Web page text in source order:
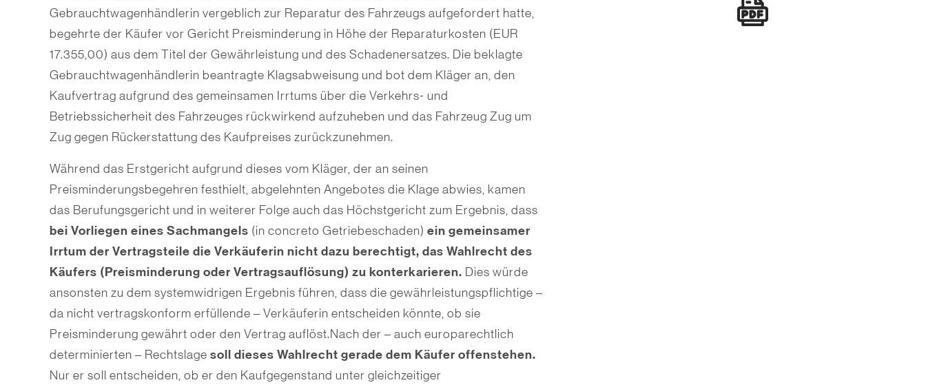
Gebrauchtwagenhändlerin vergeblich zur Reparatur des Fahrzeugs aufgefordert hatte,
begehrte der Käufer vor Gericht Preisminderung in Höhe der Reparaturkosten (EUR
17.355,00) aus dem Titel der Gewährleistung und des Schadenersatzes. Die beklagte
Gebrauchtwagenhändlerin beantragte Klagsabweisung und bot dem Kläger an, den
Kaufvertrag aufgrund des gemeinsamen Irrtums über die Verkehrs- und
Betriebssicherheit des Fahrzeuges rückwirkend aufzuheben und das Fahrzeug Zug um
Zug gegen Rückerstattung des Kaufpreises zurückzunehmen.
Während das Erstgericht aufgrund dieses vom Kläger, der an seinen
Preisminderungsbegehren festhielt, abgelehnten Angebotes die Klage abwies, kamen
das Berufungsgericht und in weiterer Folge auch das Höchstgericht zum Ergebnis, dass
bei Vorliegen eines Sachmangels (in concreto Getriebeschaden) ein gemeinsamer
Irrtum der Vertragsteile die Verkäuferin nicht dazu berechtigt, das Wahlrecht des
Käufers (Preisminderung oder Vertragsauflösung) zu konterkarieren. Dies würde
ansonsten zu dem systemwidrigen Ergebnis führen, dass die gewährleistungspflichtige –
da nicht vertragskonform erfüllende – Verkäuferin entscheiden könnte, ob sie
Preisminderung gewährt oder den Vertrag auflöst.Nach der – auch europarechtlich
determinierten – Rechtslage soll dieses Wahlrecht gerade dem Käufer offenstehen.
Nur er soll entscheiden, ob er den Kaufgegenstand unter gleichzeitiger